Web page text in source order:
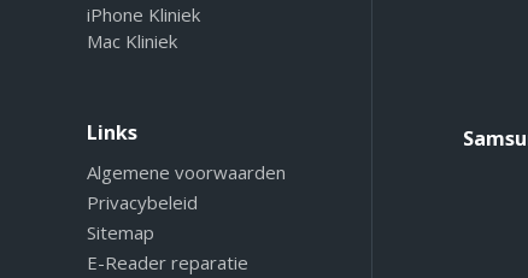
iPhone Kliniek
Mac Kliniek
Links
Algemene voorwaarden
Privacybeleid
Sitemap
E-Reader reparatie